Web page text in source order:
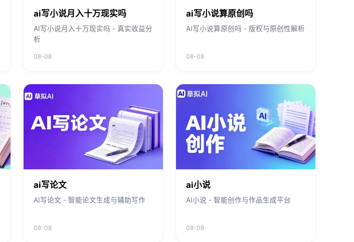
ai写小说月入十万现实吗
AI写小说月入十万现实吗 - 真实收益分
析
08-08
ai写小说算原创吗
AI写小说算原创吗 - 版权与原创性解析
08-08
ai写论文
AI写论文 - 智能论文生成与辅助写作
08-08
ai小说
AI小说 - 智能创作与作品生成平台
08-08